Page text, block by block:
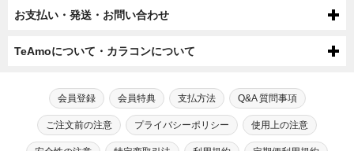
お支払い・発送・お問い合わせ
●ケータイでのお支払い
手数料：無料
●配送方法
宅配便（佐川急便・ヤマト運輸・ゆうパック）またはメール便（ゆうパケッ
ト/ネコポス）での配送をお選びいただけます。
※数量制限によりメール便での配送をお受けできない場合がございます。
送料について
宅配便（佐川急便・ヤマト運輸・ゆうパック）送料：全国一律550円（税込）
メール便（ゆうパケット/ネコポス）送料：全国送料無料
注文・返品について
TeAmoについて・カラコンについて
第一種医療機器販売業許可及び高度管理医療機器販売業許可を取得してい
ます。
高度管理医療機器等販売業許可証「6新保衛薬第189号」
芸能人・モデルが愛用！
TeAmoだけの度なし・度ありカラコン
会員登録 会員特典 支払方法 Q&A 質問事項
ご注文前の注意 プライバシーポリシー 使用上の注意